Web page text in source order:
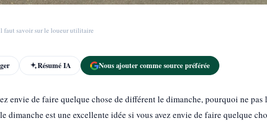
savoir sur le loueur utilitaire
Résumé IA Nous ajouter comme source préférée
envie de faire quelque chose de différent le dimanche, pourquoi ne
le dimanche est une excellente idée si vous avez envie de faire quelque